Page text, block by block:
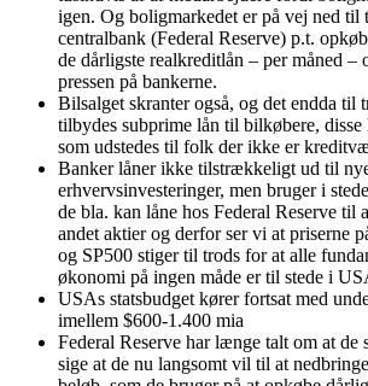
igen. Og boligmarkedet er på vej ned til
centralbank (Federal Reserve) p.t.
de dårligste realkreditlån – per måned –
pressen på bankerne.
Bilsalget skranter også, og det endda til
tilbydes subprime lån til bilkøbere, disse
som udstedes til folk der ikke er
Banker låner ikke tilstrækkeligt ud til
erhvervsinvesteringer, men bruger i
de bla. kan låne hos Federal Reserve til
andet aktier og derfor ser vi at priserne
og SP500 stiger til trods for at alle
økonomi på ingen måde er til stede i
USAs statsbudget kører fortsat med
imellem $600-1.400 mia
Federal Reserve har længe talt om at de
sige at de nu langsomt vil til at